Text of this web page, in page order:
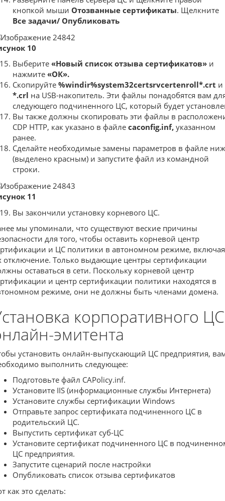
кнопкой мыши Отозванные сертификаты. Щелкните
Все задачи/ Опубликовать
10
Выберите «Новый список отзыва сертификатов» и
нажмите «ОК».
Скопируйте %windir%system32certsrvcertenroll*.crt и
*.crl на USB-накопитель. Эти файлы понадобятся вам
следующего подчиненного ЦС, который будет
Вы также должны скопировать эти файлы в
CDP HTTP, как указано в файле caconfig.inf, указанном
ранее.
Сделайте необходимые замены параметров в файле
(выделено красным) и запустите файл из командной
строки.
11
Вы закончили установку корневого ЦС.
мы упоминали, что существуют веские причины
для того, чтобы оставить корневой центр
и ЦС политики в автономном режиме, включая
отключение. Только выдающие центры сертификации
оставаться в сети. Поскольку корневой центр
и центр сертификации политики находятся в
режиме, они не должны быть членами домена.
корпоративного ЦС
эмитента
установить онлайн-выпускающий ЦС предприятия,
выполнить следующее:
Подготовьте файл CAPolicy.inf.
Установите IIS (информационные службы Интернета)
Установите службы сертификации Windows
Отправьте запрос сертификата подчиненного ЦС в
родительский ЦС.
Выпустить сертификат суб-ЦС
Установите сертификат подчиненного ЦС в
ЦС предприятия.
Запустите сценарий после настройки
Опубликовать список отзыва сертификатов
как это сделать: